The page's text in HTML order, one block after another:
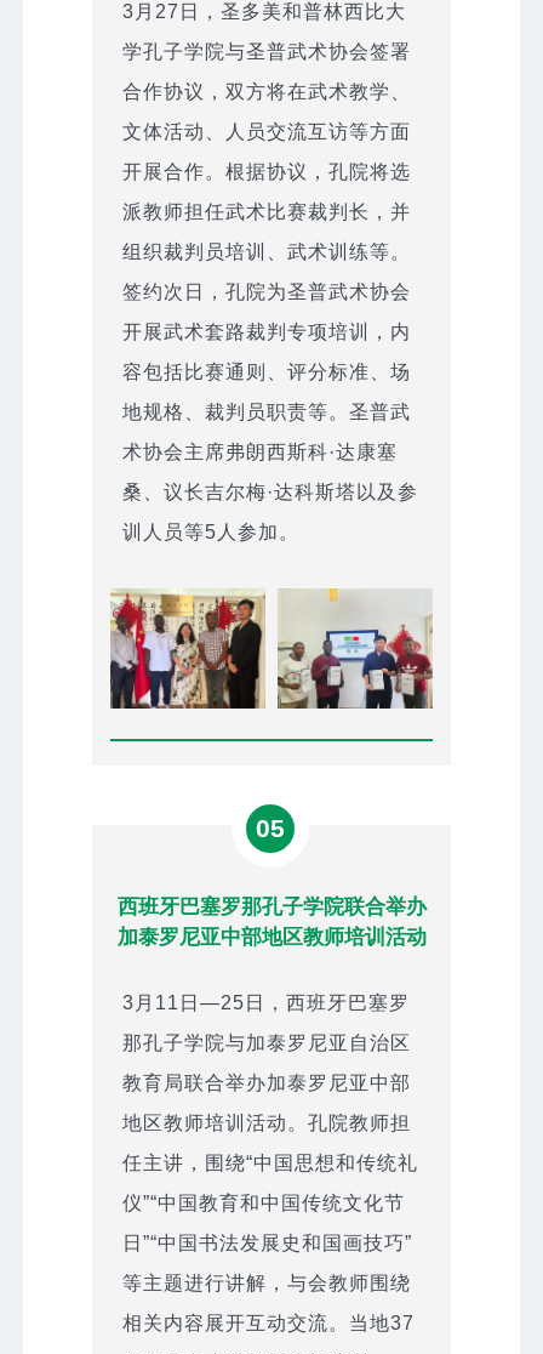
3月27日，圣多美和普林西比大
学孔子学院与圣普武术协会签署
合作协议，双方将在武术教学、
文体活动、人员交流互访等方面
开展合作。根据协议，孔院将选
派教师担任武术比赛裁判长，并
组织裁判员培训、武术训练等。
签约次日，孔院为圣普武术协会
开展武术套路裁判专项培训，内
容包括比赛通则、评分标准、场
地规格、裁判员职责等。圣普武
术协会主席弗朗西斯科·达康塞
桑、议长吉尔梅·达科斯塔以及参
训人员等5人参加。
05
西班牙巴塞罗那孔子学院联合举办
加泰罗尼亚中部地区教师培训活动
3月11日—25日，西班牙巴塞罗
那孔子学院与加泰罗尼亚自治区
教育局联合举办加泰罗尼亚中部
地区教师培训活动。孔院教师担
任主讲，围绕“中国思想和传统礼
仪”“中国教育和中国传统文化节
日”“中国书法发展史和国画技巧”
等主题进行讲解，与会教师围绕
相关内容展开互动交流。当地37